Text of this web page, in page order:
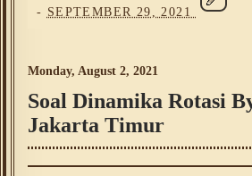
- SEPTEMBER 29, 2021
Monday, August 2, 2021
Soal Dinamika Rotasi
Jakarta Timur